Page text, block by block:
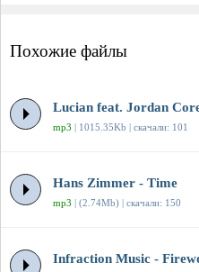
Похожие файлы
Lucian feat. Jordan
mp3 | 1015.35Kb | скачали: 101
Hans Zimmer - Time
mp3 | (2.74Mb) | скачали: 150
Infraction Music -